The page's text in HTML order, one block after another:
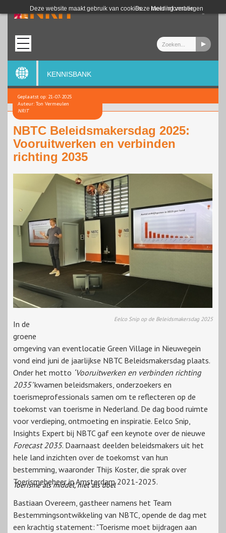
Deze website maakt gebruik van cookies. Meer informatie
Deze melding verbergen
Login
KENNISBANK
Geplaatst op: 21-07-2025
Auteur: Ton Vermeulen
NRIT
NBTC Beleidsmakersdag 2025:
Vooruitwerken en verbinden
richting 2035
Eelco Snip op de Beleidsmakersdag 2025
In de
groene
omgeving van eventlocatie Green Village in Nieuwegein
vond eind juni de jaarlijkse NBTC Beleidsmakersdag plaats.
Onder het motto ‘Vooruitwerken en verbinden richting
2035’kwamen beleidsmakers, onderzoekers en
toerismeprofessionals samen om te reflecteren op de
toekomst van toerisme in Nederland. De dag bood ruimte
voor verdieping, ontmoeting en inspiratie. Eelco Snip,
Insights Expert bij NBTC gaf een keynote over de nieuwe
Forecast 2035. Daarnaast deelden beleidsmakers uit het
hele land inzichten over de toekomst van hun
bestemming, waaronder Thijs Koster, die sprak over
Toerismebeheer in Amsterdam 2021-2025.
Toerisme als middel, niet als doel
Bastiaan Overeem, gastheer namens het Team
Bestemmingsontwikkeling van NBTC, opende de dag met
een krachtig statement: "Toerisme moet bijdragen aan